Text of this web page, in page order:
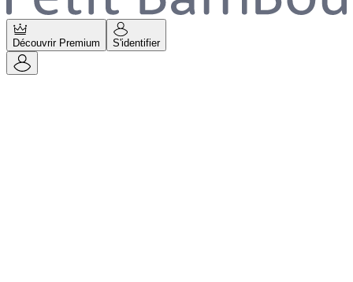
Découvrir Premium S'identifier